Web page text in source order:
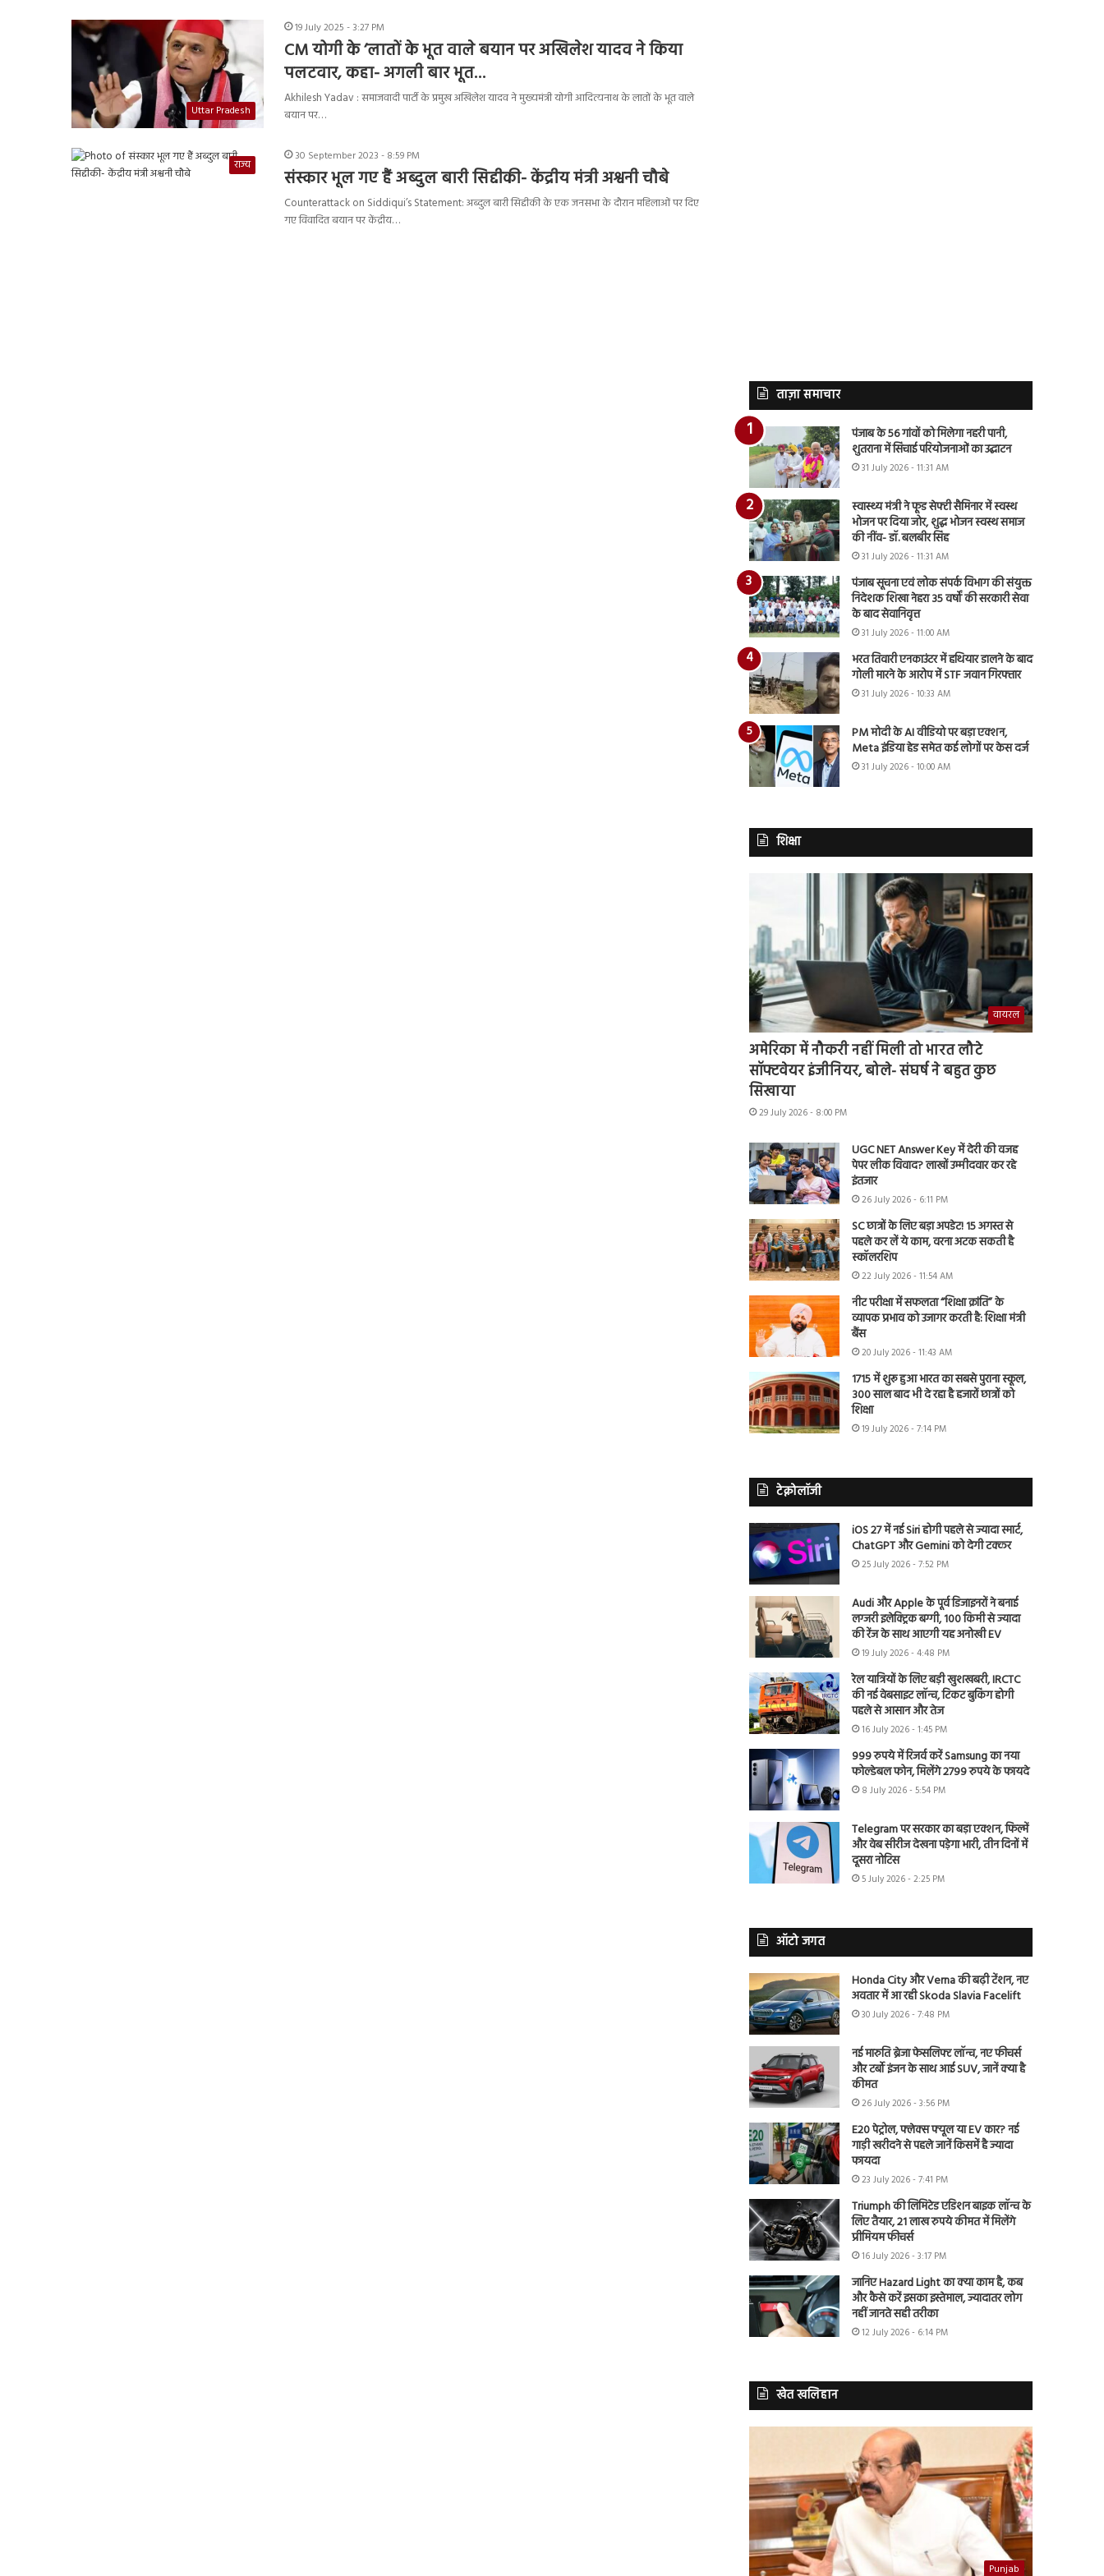
Uttar Pradesh
19 July 2025 - 3:27 PM
CM योगी के ‘लातों के भूत वाले बयान पर अखिलेश यादव ने किया
पलटवार, कहा- अगली बार भूत…
Akhilesh Yadav : समाजवादी पार्टी के प्रमुख अखिलेश यादव ने मुख्यमंत्री योगी आदित्यनाथ के लातों के भूत वाले
बयान पर…
राज्य
30 September 2023 - 8:59 PM
संस्कार भूल गए हैं अब्दुल बारी सिद्दीकी- केंद्रीय मंत्री अश्वनी चौबे
Counterattack on Siddiqui’s Statement: अब्दुल बारी सिद्दीकी के एक जनसभा के दौरान महिलाओं पर दिए
गए विवादित बयान पर केंद्रीय…
ताज़ा समाचार
पंजाब के 56 गांवों को मिलेगा नहरी पानी,
शुतराना में सिंचाई परियोजनाओं का उद्घाटन
31 July 2026 - 11:31 AM
स्वास्थ्य मंत्री ने फूड सेफ्टी सैमिनार में स्वस्थ
भोजन पर दिया जोर, शुद्ध भोजन स्वस्थ समाज
की नींव- डॉ. बलबीर सिंह
31 July 2026 - 11:31 AM
पंजाब सूचना एवं लोक संपर्क विभाग की संयुक्त
निदेशक शिखा नेहरा 35 वर्षों की सरकारी सेवा
के बाद सेवानिवृत्त
31 July 2026 - 11:00 AM
भरत तिवारी एनकाउंटर में हथियार डालने के बाद
गोली मारने के आरोप में STF जवान गिरफ्तार
31 July 2026 - 10:33 AM
PM मोदी के AI वीडियो पर बड़ा एक्शन,
Meta इंडिया हेड समेत कई लोगों पर केस दर्ज
31 July 2026 - 10:00 AM
शिक्षा
वायरल
अमेरिका में नौकरी नहीं मिली तो भारत लौटे
सॉफ्टवेयर इंजीनियर, बोले- संघर्ष ने बहुत कुछ
सिखाया
29 July 2026 - 8:00 PM
UGC NET Answer Key में देरी की वजह
पेपर लीक विवाद? लाखों उम्मीदवार कर रहे
इंतजार
26 July 2026 - 6:11 PM
SC छात्रों के लिए बड़ा अपडेट! 15 अगस्त से
पहले कर लें ये काम, वरना अटक सकती है
स्कॉलरशिप
22 July 2026 - 11:54 AM
नीट परीक्षा में सफलता “शिक्षा क्रांति” के
व्यापक प्रभाव को उजागर करती है: शिक्षा मंत्री
बैंस
20 July 2026 - 11:43 AM
1715 में शुरू हुआ भारत का सबसे पुराना स्कूल,
300 साल बाद भी दे रहा है हजारों छात्रों को
शिक्षा
19 July 2026 - 7:14 PM
टेक्नोलॉजी
iOS 27 में नई Siri होगी पहले से ज्यादा स्मार्ट,
ChatGPT और Gemini को देगी टक्कर
25 July 2026 - 7:52 PM
Audi और Apple के पूर्व डिजाइनरों ने बनाई
लग्जरी इलेक्ट्रिक बग्गी, 100 किमी से ज्यादा
की रेंज के साथ आएगी यह अनोखी EV
19 July 2026 - 4:48 PM
रेल यात्रियों के लिए बड़ी खुशखबरी, IRCTC
की नई वेबसाइट लॉन्च, टिकट बुकिंग होगी
पहले से आसान और तेज
16 July 2026 - 1:45 PM
999 रुपये में रिजर्व करें Samsung का नया
फोल्डेबल फोन, मिलेंगे 2799 रुपये के फायदे
8 July 2026 - 5:54 PM
Telegram पर सरकार का बड़ा एक्शन, फिल्में
और वेब सीरीज देखना पड़ेगा भारी, तीन दिनों में
दूसरा नोटिस
5 July 2026 - 2:25 PM
ऑटो जगत
Honda City और Verna की बढ़ी टेंशन, नए
अवतार में आ रही Skoda Slavia Facelift
30 July 2026 - 7:48 PM
नई मारुति ब्रेजा फेसलिफ्ट लॉन्च, नए फीचर्स
और टर्बो इंजन के साथ आई SUV, जानें क्या है
कीमत
26 July 2026 - 3:56 PM
E20 पेट्रोल, फ्लेक्स फ्यूल या EV कार? नई
गाड़ी खरीदने से पहले जानें किसमें है ज्यादा
फायदा
23 July 2026 - 7:41 PM
Triumph की लिमिटेड एडिशन बाइक लॉन्च के
लिए तैयार, 21 लाख रुपये कीमत में मिलेंगे
प्रीमियम फीचर्स
16 July 2026 - 3:17 PM
जानिए Hazard Light का क्या काम है, कब
और कैसे करें इसका इस्तेमाल, ज्यादातर लोग
नहीं जानते सही तरीका
12 July 2026 - 6:14 PM
खेत खलिहान
Punjab